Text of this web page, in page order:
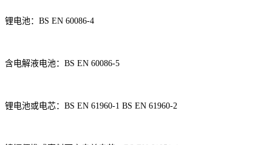
锂电池： BS EN 60086-4
含电解液电池： BS EN 60086-5
锂电池或电芯： BS EN 61960-1 BS EN 61960-2